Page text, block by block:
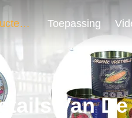
Producten Toepassing
Van